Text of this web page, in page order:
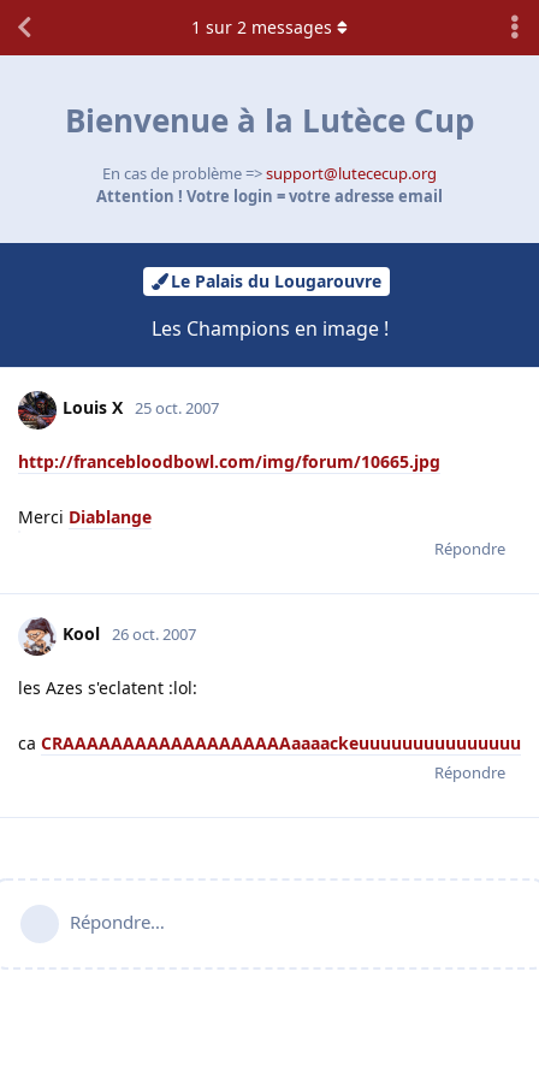
Bienvenue à la Lutèce Cup
En cas de problème =>support@lutececup.org
Attention ! Votre login = votre adresse email
Le Palais du Lougarouvre
Les Champions en image !
1 sur 2 messages
Louis X 25 oct. 2007
http://francebloodbowl.com/img/forum/10665.jpg
Merci Diablange
Répondre
Kool 26 oct. 2007
les Azes s'eclatent :lol:
ca CRAAAAAAAAAAAAAAAAAAAaaaackeuuuuuuuuuuuuuuu
Répondre
Répondre…